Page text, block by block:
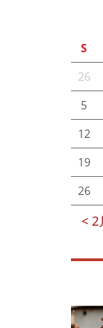
S
< 2
26
5
12
19
26